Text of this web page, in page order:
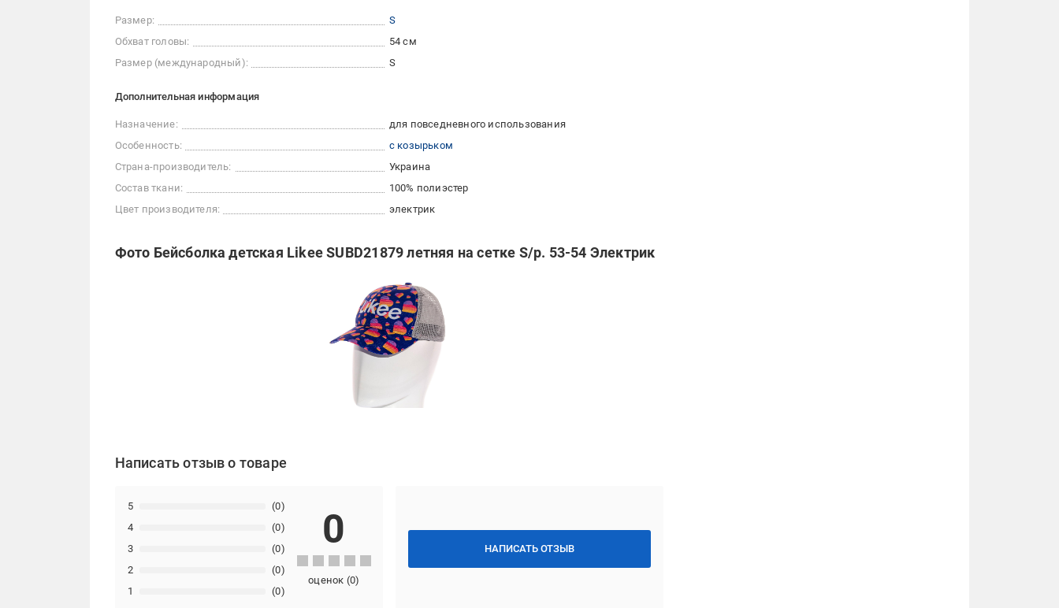
Размер:
S
Обхват головы:
54 см
Размер (международный):
S
Дополнительная информация
Назначение:
для повседневного использования
Особенность:
с козырьком
Страна-производитель:
Украина
Состав ткани:
100% полиэстер
Цвет производителя:
электрик
Фото Бейсболка детская Likee SUBD21879 летняя на сетке S/р. 53-54 Электрик
Написать отзыв о товаре
НАПИСАТЬ ОТЗЫВ
1 (0)
2 (0)
3 (0)
4 (0)
5 (0)
0
оценок (0)